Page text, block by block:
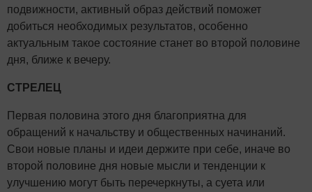
подвижности, активный образ действий поможет
добиться необходимых результатов, особенно
актуальным такое состояние станет во второй половине
дня, ближе к вечеру.
СТРЕЛЕЦ
Первая половина этого дня благоприятна для
обращений к начальству и общественных начинаний.
Свои новые планы и идеи держите при себе, иначе во
второй половине дня новые мысли и тенденции к
улучшению могут быть перечеркнуты, а суета или